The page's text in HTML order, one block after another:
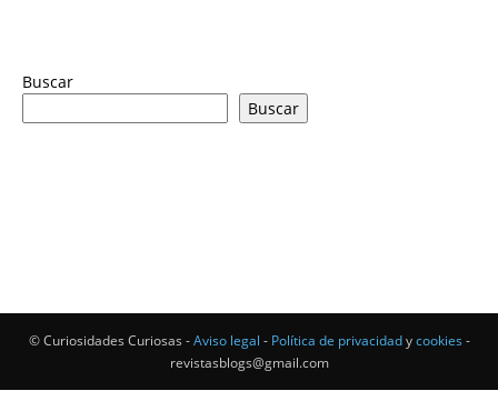
Buscar
Buscar
© Curiosidades Curiosas -Aviso legal - Política de privacidadycookies -
revistasblogs@gmail.com